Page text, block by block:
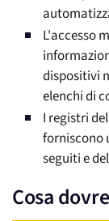
L'accesso
dispositivi
elenchi di
I registri
forniscono
seguiti e
Cosa